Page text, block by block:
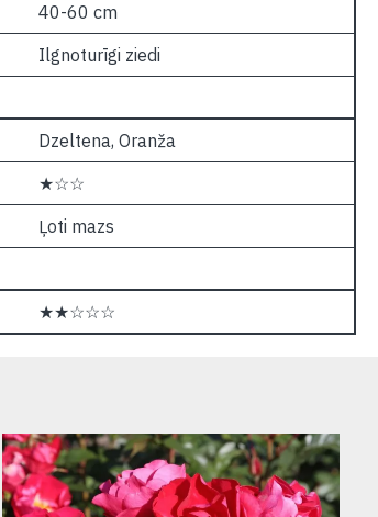
40-60 cm
Ilgnoturīgi ziedi
Dzeltena, Oranža
★☆☆
Ļoti mazs
★★☆☆☆